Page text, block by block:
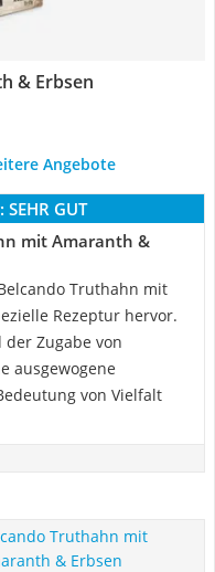
& Erbsen
Angebote
SEHR GUT
mit Amaranth &
Truthahn mit
Rezeptur hervor.
Zugabe von
ausgewogene
von Vielfalt
Truthahn mit
& Erbsen